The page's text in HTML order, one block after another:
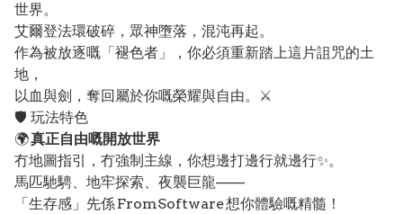
世界。
艾爾登法環破碎，眾神墮落，混沌再起。
作為被放逐嘅「褪色者」，你必須重新踏上這片詛咒的土
地，
以血與劍，奪回屬於你嘅榮耀與自由。⚔️
🛡️ 玩法特色
🌍真正自由嘅開放世界
冇地圖指引，冇強制主線，你想邊打邊行就邊行✨。
馬匹馳騁、地牢探索、夜襲巨龍——
「生存感」先係 FromSoftware 想你體驗嘅精髓！